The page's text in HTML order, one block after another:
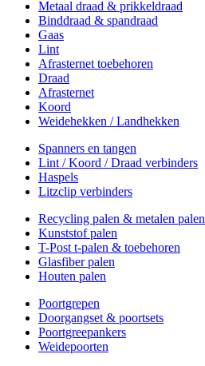
Metaal draad & prikkeldraad
Binddraad & spandraad
Gaas
Lint
Afrasternet toebehoren
Draad
Afrasternet
Koord
Weidehekken / Landhekken
Spanners en tangen
Lint / Koord / Draad verbinders
Haspels
Litzclip verbinders
Recycling palen & metalen palen
Kunststof palen
T-Post t-palen & toebehoren
Glasfiber palen
Houten palen
Poortgrepen
Doorgangset & poortsets
Poortgreepankers
Weidepoorten